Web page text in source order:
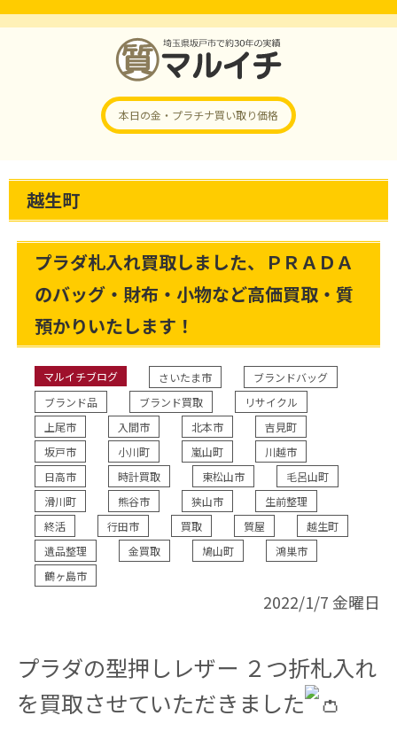
本日の金・プラチナ買い取り価格
越生町
プラダ札入れ買取しました、ＰＲＡＤＡ
のバッグ・財布・小物など高価買取・質
預かりいたします！
マルイチブログ さいたま市
ブランドバッグ
ブランド品
ブランド買取
リサイクル
上尾市
入間市 北本市
吉見町
坂戸市
小川町 嵐山町
川越市
日高市
時計買取 東松山市
毛呂山町
滑川町
熊谷市 狭山市
生前整理
終活
行田市 買取 質屋
越生町
遺品整理
金買取 鳩山町
鴻巣市
鶴ヶ島市
2022/1/7 金曜日
プラダの型押しレザー ２つ折札入れ
を買取させていただきました